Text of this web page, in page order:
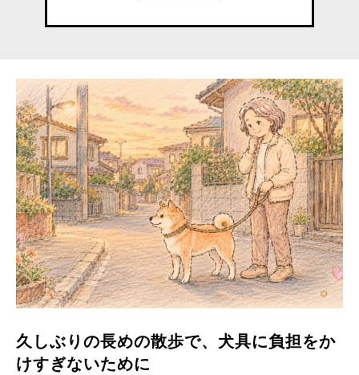
久しぶりの長めの散歩で、犬具に負担をか
けすぎないために